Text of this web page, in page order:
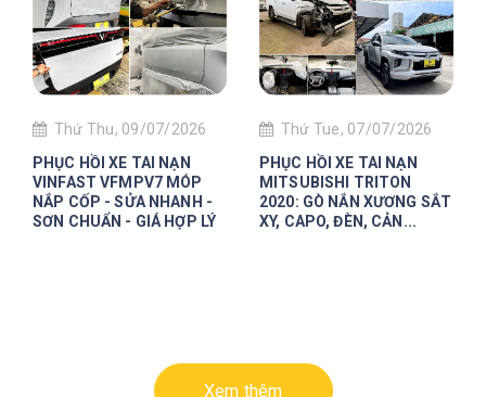
Thứ Thu, 09/07/2026
PHỤC HỒI XE TAI NẠN
VINFAST VFMPV7 MÓP
NẮP CỐP - SỬA NHANH -
SƠN CHUẨN - GIÁ HỢP LÝ
Thứ Tue, 07/07/2026
PHỤC HỒI XE TAI NẠN
MITSUBISHI TRITON
2020: GÒ NẮN XƯƠNG SẮT
XY, CAPO, ĐÈN, CẢN...
Xem thêm